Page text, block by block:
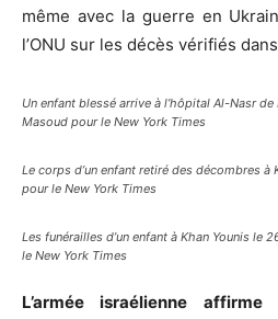
même avec la guerre en
l’ONU sur les décès vérifiés
Un enfant blessé arrive à l’hôpital Al-Nasr
Masoud pour le New York Times
Le corps d’un enfant retiré des décombres
pour le New York Times
Les funérailles d’un enfant à Khan Younis
le New York Times
L’armée israélienne